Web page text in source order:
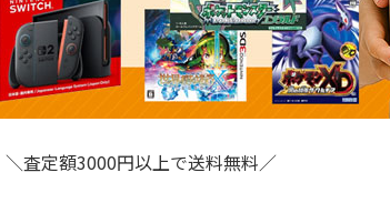
＼査定額3000円以上で送料無料／